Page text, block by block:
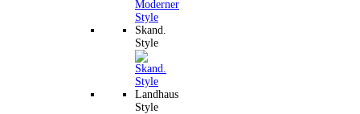
Skand.
Style
Landhaus
Style